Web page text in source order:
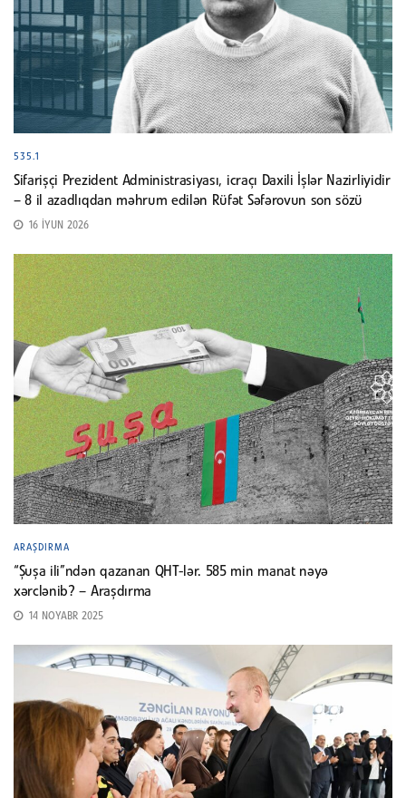
535.1
Sifarişçi Prezident Administrasiyası, icraçı Daxili İşlər Nazirliyidir
– 8 il azadlıqdan məhrum edilən Rüfət Səfərovun son sözü
16 İYUN 2026
ARAŞDIRMA
“Şuşa ili”ndən qazanan QHT-lər. 585 min manat nəyə
xərclənib? – Araşdırma
14 NOYABR 2025